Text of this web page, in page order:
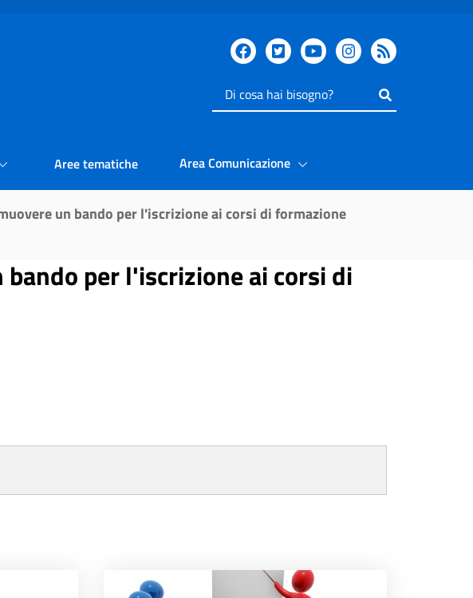
Inserisci
il
cercare
Aree tematiche Area Comunicazione
un bando per l'iscrizione ai corsi di formazione
per l'iscrizione ai corsi di